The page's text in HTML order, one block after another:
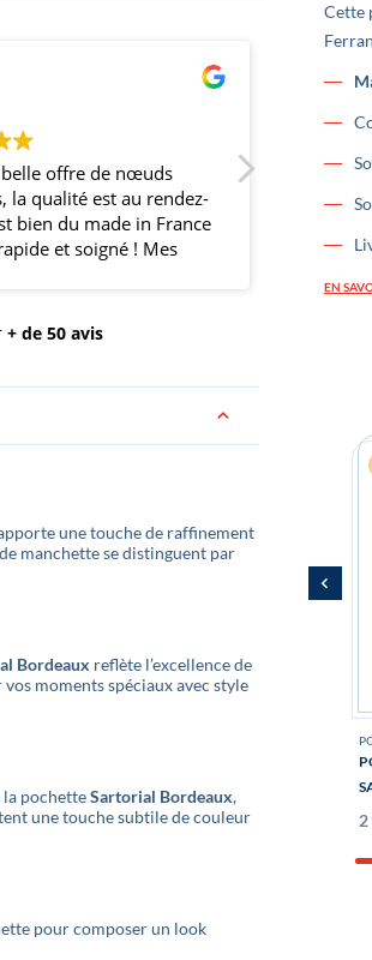
Clément Lê
de nœuds
est au rendez-
made in France
! Mes
nœuds
Super noeud
+ de 50 avis
Cette
EN
une touche de raffinement
manchette se distinguent par
Bordeaux reflète l’excellence de
moments spéciaux avec style
la pochetteSartorial Bordeaux,
une touche subtile de couleur
pour composer un look